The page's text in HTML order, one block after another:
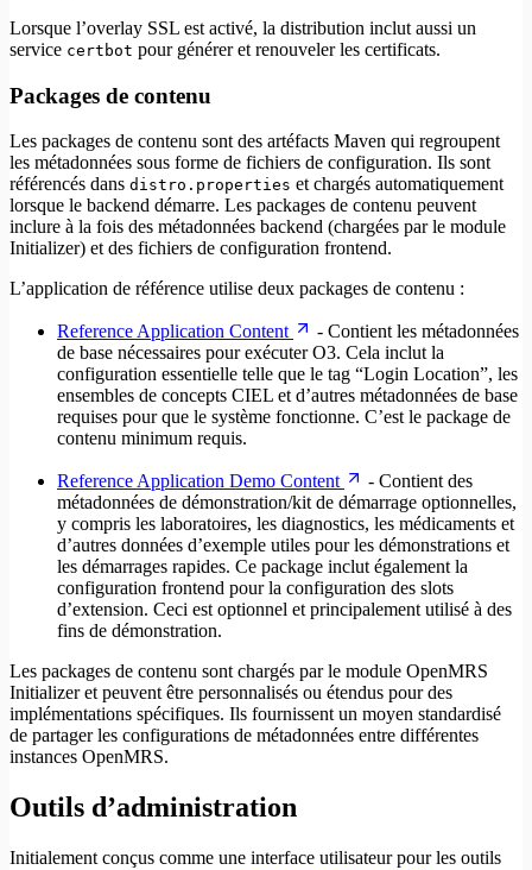
Lorsque l’overlay SSL est activé, la distribution inclut aussi un
service certbot pour générer et renouveler les certificats.
Packages de contenu
Les packages de contenu sont des artéfacts Maven qui regroupent
les métadonnées sous forme de fichiers de configuration. Ils sont
référencés dans distro.properties et chargés automatiquement
lorsque le backend démarre. Les packages de contenu peuvent
inclure à la fois des métadonnées backend (chargées par le module
Initializer) et des fichiers de configuration frontend.
L’application de référence utilise deux packages de contenu :
Reference Application Content
- Contient les métadonnées
de base nécessaires pour exécuter O3. Cela inclut la
configuration essentielle telle que le tag “Login Location”, les
ensembles de concepts CIEL et d’autres métadonnées de base
requises pour que le système fonctionne. C’est le package de
contenu minimum requis.
Reference Application Demo Content
- Contient des
métadonnées de démonstration/kit de démarrage optionnelles,
y compris les laboratoires, les diagnostics, les médicaments et
d’autres données d’exemple utiles pour les démonstrations et
les démarrages rapides. Ce package inclut également la
configuration frontend pour la configuration des slots
d’extension. Ceci est optionnel et principalement utilisé à des
fins de démonstration.
Les packages de contenu sont chargés par le module OpenMRS
Initializer et peuvent être personnalisés ou étendus pour des
implémentations spécifiques. Ils fournissent un moyen standardisé
de partager les configurations de métadonnées entre différentes
instances OpenMRS.
Outils d’administration
Initialement conçus comme une interface utilisateur pour les outils